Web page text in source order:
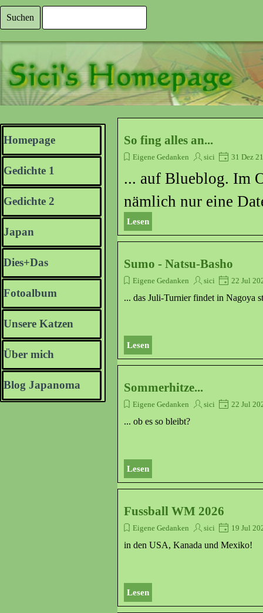
Direkt zum Seiteninhalt
Suchen
Menü überspringen
Homepage
Gedichte 1
Gedichte 2
Japan
Dies+Das
Fotoalbum
Unsere Katzen
Über mich
Blog Japanoma
So fing alles an...
Eigene Gedanken sici 31 Dez
... auf Blueblog. Im
nämlich nur eine
2100? Nein, ich irrte
Einführungsblock
Lesen
Sumo - Natsu-Basho
Eigene Gedanken sici 22 Jul
... das Juli-Turnier findet in Nagoya
Lesen
Sommerhitze...
Eigene Gedanken sici 22 Jul
... ob es so bleibt?
Lesen
Fussball WM 2026
Eigene Gedanken sici 19 Jul
in den USA, Kanada und Mexiko!
Lesen